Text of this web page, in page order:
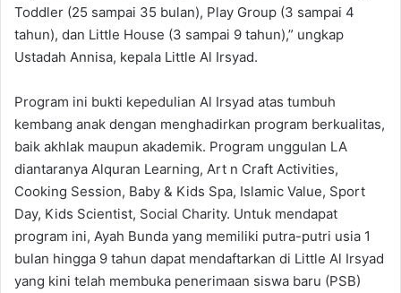
Toddler (25 sampai 35 bulan), Play Group (3 sampai 4
tahun), dan Little House (3 sampai 9 tahun),” ungkap
Ustadah Annisa, kepala Little Al Irsyad.
Program ini bukti kepedulian Al Irsyad atas tumbuh
kembang anak dengan menghadirkan program berkualitas,
baik akhlak maupun akademik. Program unggulan LA
diantaranya Alquran Learning, Art n Craft Activities,
Cooking Session, Baby & Kids Spa, Islamic Value, Sport
Day, Kids Scientist, Social Charity. Untuk mendapat
program ini, Ayah Bunda yang memiliki putra-putri usia 1
bulan hingga 9 tahun dapat mendaftarkan di Little Al Irsyad
yang kini telah membuka penerimaan siswa baru (PSB)